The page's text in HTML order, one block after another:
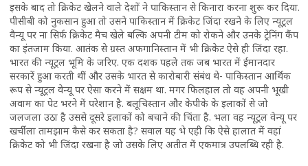
इसके बाद तो क्रिकेट खेलने वाले देशों ने पाकिस्तान से किनारा करना शुरू कर दिया.
पीसीबी को नुकसान हुआ तो उसने पाकिस्तान में क्रिकेट जिंदा रखने के लिए न्यूट्रल
वैन्यू पर ना सिर्फ क्रिकेट मैच खेले बल्कि अपनी टीम को रोकने और उनके ट्रेनिंग कैंप
का इंतजाम किया. आतंक से ग्रस्त अफगानिस्तान में भी क्रिकेट ऐसे ही जिंदा रहा.
भारत की न्यूट्रल भूमि के जरिए. एक दशक पहले तक जब भारत में ईमानदार
सरकारें हुआ करती थीं और उसके भारत से कारोबारी संबंध थे- पाकिस्तान आर्थिक
रूप से न्यूट्रल वेन्यू पर ऐसा करने में सक्षम था. मगर फिलहाल तो वह अपनी भूखी
अवाम का पेट भरने में परेशान है. बलूचिस्तान और केपीके के इलाकों से जो
जलजला उठा है उससे दूसरे इलाकों को बचाने की चिंता है. भला वह न्यूट्रल वेन्यू पर
खर्चीला तामझाम कैसे कर सकता है? सवाल यह भे एही कि ऐसे हालात में वहां
क्रिकेट को भी जिंदा रखना है जो उसके लिए अतीत में एकमात्र उपलब्धि रही है.